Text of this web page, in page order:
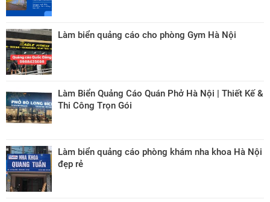
Làm biển quảng cáo cho phòng Gym Hà Nội
Làm Biển Quảng Cáo Quán Phở Hà Nội | Thiết Kế &
Thi Công Trọn Gói
Làm biển quảng cáo phòng khám nha khoa Hà Nội
đẹp rẻ